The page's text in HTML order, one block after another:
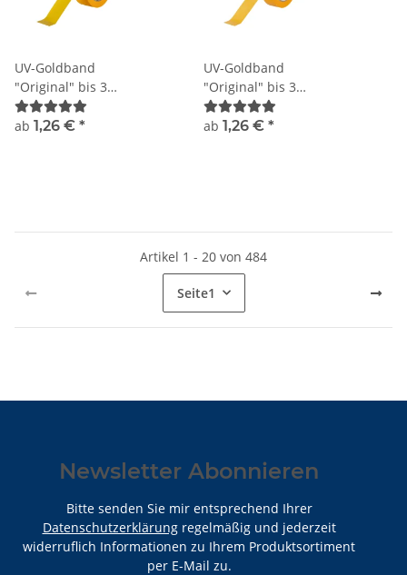
UV-Goldband
"Original" bis 3
Monate Sorte K055
ab 1,26 € *
UV-Goldband
"Original" bis 3
Monate, neutraler
Kern Sorte K055N
ab 1,26 € *
Artikel 1 - 20 von 484
Seite1
Newsletter Abonnieren
Bitte senden Sie mir entsprechend Ihrer
Datenschutzerklärungregelmäßig und jederzeit
widerruflich Informationen zu Ihrem Produktsortiment
per E-Mail zu.